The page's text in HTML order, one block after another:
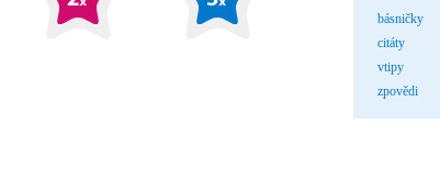
básničky
citáty
vtipy
zpovědi